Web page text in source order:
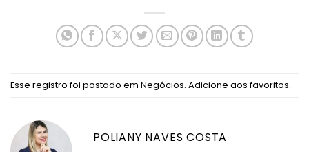
Esse registro foi postado em Negócios. Adicione aos favoritos.
POLIANY NAVES COSTA